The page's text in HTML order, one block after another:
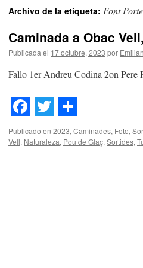
contenido
Archivo de la etiqueta: Font
Caminada a Obac
Publicada el 17 octubre, 2023 por
Fallo 1er Andreu Codina 2on Pere
Facebook
Twitter
Share
Publicado en 2023,Caminades, Foto,
Vell, Naturaleza, Pou de Glaç,Sortides,